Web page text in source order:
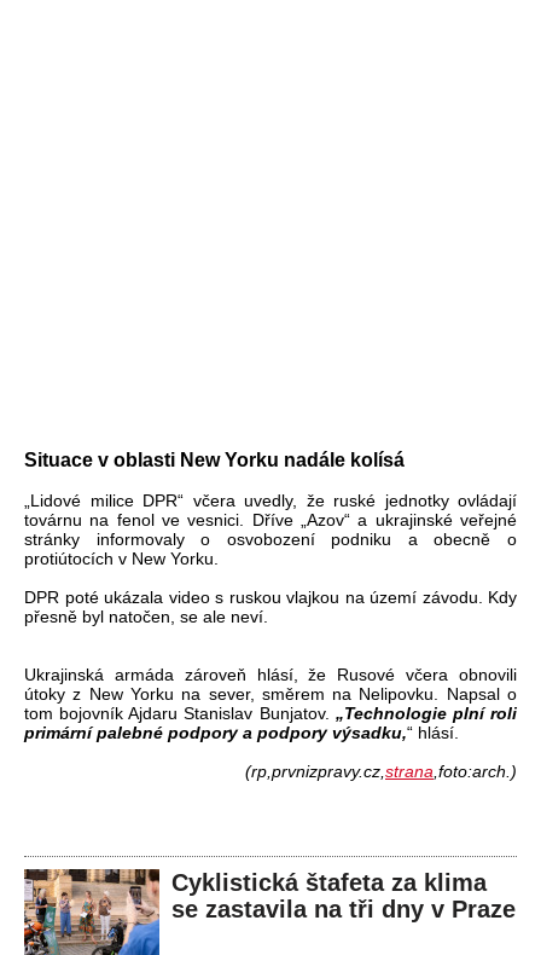
Situace v oblasti New Yorku nadále kolísá
„Lidové milice DPR“ včera uvedly, že ruské jednotky ovládají
továrnu na fenol ve vesnici. Dříve „Azov“ a ukrajinské veřejné
stránky informovaly o osvobození podniku a obecně o
protiútocích v New Yorku.
DPR poté ukázala video s ruskou vlajkou na území závodu. Kdy
přesně byl natočen, se ale neví.
Ukrajinská armáda zároveň hlásí, že Rusové včera obnovili
útoky z New Yorku na sever, směrem na Nelipovku. Napsal o
tom bojovník Ajdaru Stanislav Bunjatov. „Technologie plní roli
primární palebné podpory a podpory výsadku,“ hlásí.
(rp,prvnizpravy.cz,strana,foto:arch.)
Cyklistická štafeta za klima
se zastavila na tři dny v Praze